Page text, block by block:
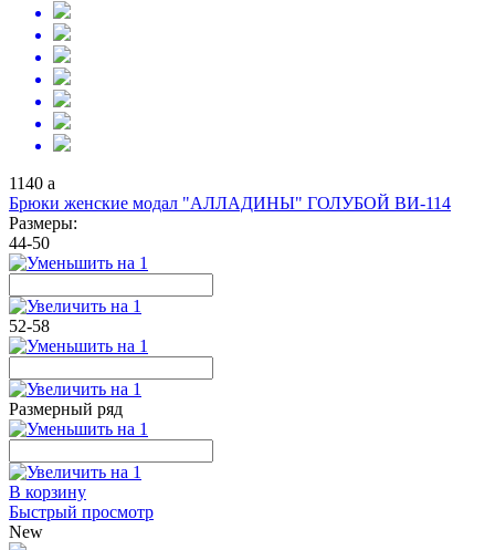
1140 a
Брюки женские модал "АЛЛАДИНЫ" ГОЛУБОЙ ВИ-114
Размеры:
44-50
52-58
Размерный ряд
В корзину
Быстрый просмотр
New